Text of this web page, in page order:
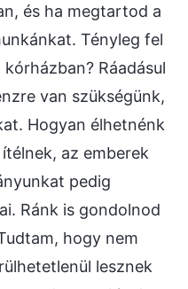
és ha megtartod a
Tényleg fel
Ráadásul
van szükségünk,
Hogyan élhetnénk
az emberek
pedig
Ránk is gondolnod
hogy nem
lesznek